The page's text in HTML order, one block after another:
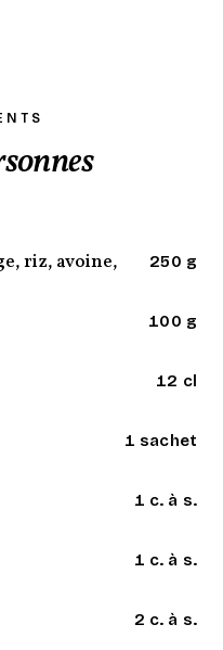
riz, avoine, 250 g
100 g
12 cl
1 sachet
1 c. à s.
1 c. à s.
2 c. à s.